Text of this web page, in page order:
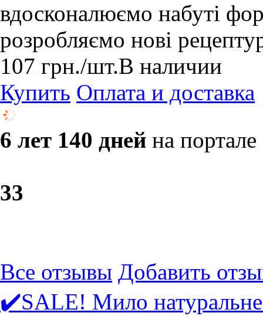
вдосконалюємо набуті
розробляємо нові
107 грн./шт.В наличии
Купить Оплата и доставка
6 лет 140 дней на портале
33
Все отзывы Добавить
✔️SALE! Мило